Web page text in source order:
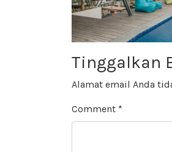
Tinggalkan
Alamat email Anda
Comment *